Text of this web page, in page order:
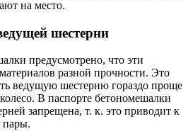
на место.
шестерни
предусмотрено, что эти
разной прочности. Это
ведущую шестерню гораздо проще
В паспорте бетономешалки
запрещена, т. к. это приводит к
пары.